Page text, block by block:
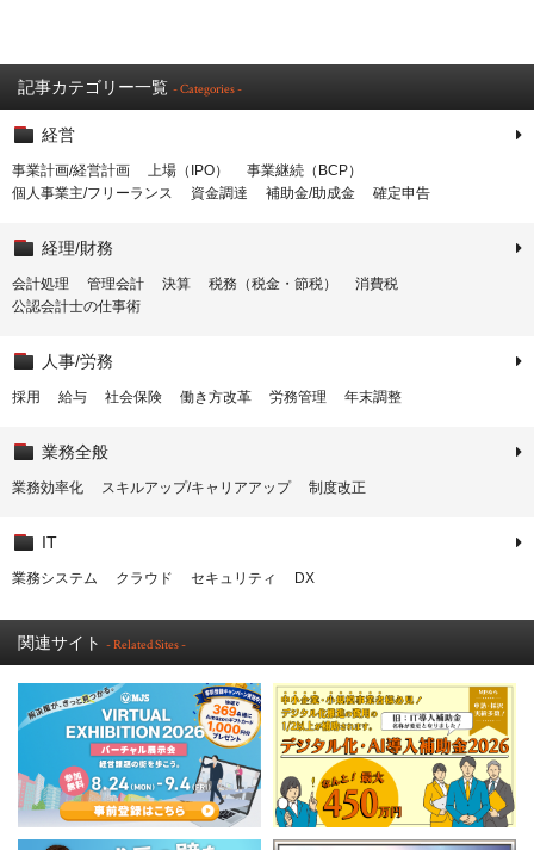
記事カテゴリー一覧 - Categories -
経営
事業計画/経営計画 上場（IPO）
事業継続（BCP）
個人事業主/フリーランス
資金調達 補助金/助成金 確定申告
経理/財務
会計処理 管理会計 決算 税務（税金・節税）
消費税
公認会計士の仕事術
人事/労務
採用 給与 社会保険 働き方改革 労務管理 年末調整
業務全般
業務効率化 スキルアップ/キャリアアップ 制度改正
IT
業務システム クラウド セキュリティ DX
関連サイト - Related Sites -